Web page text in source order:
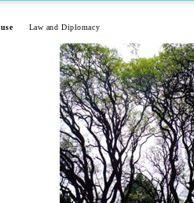
Law and Diplomacy